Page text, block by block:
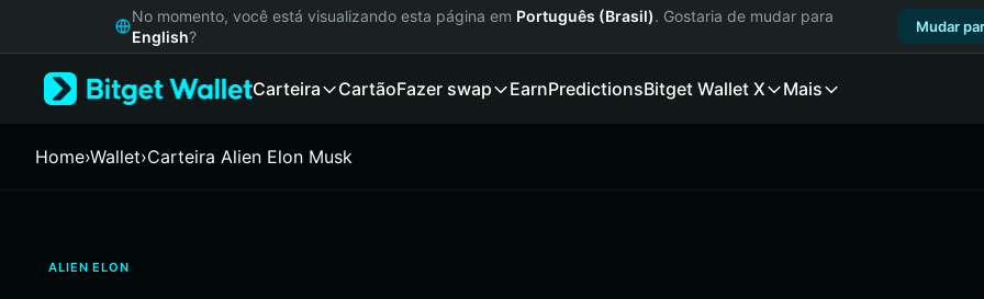
Русский
Italiano
繁體中文
No momento, você está visualizando esta página em Português (Brasil). Gostaria de mudar para
English?
Mudar
Carteira CartãoFazer swap EarnPredictionsBitget Wallet X Mais
Home›Wallet›Carteira Alien Elon Musk
ALIEN ELON